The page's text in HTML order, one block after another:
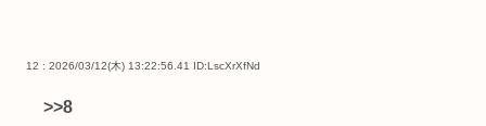
12 : 2026/03/12(木) 13:22:56.41 ID:LscXrXfNd
>>8